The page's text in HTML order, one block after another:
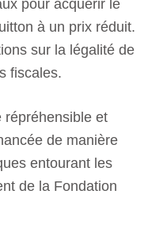
pour acquérir le
à un prix réduit.
sur la légalité de
fiscales.
répréhensible et
de manière
entourant les
de la Fondation